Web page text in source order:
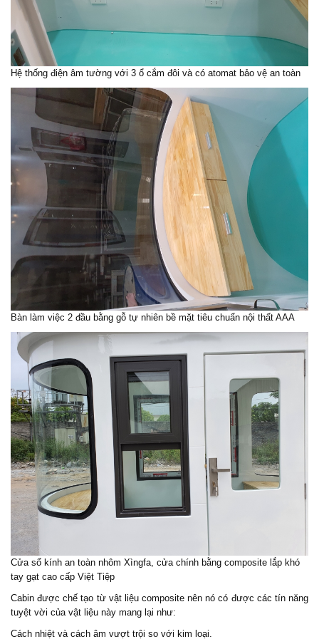
Hệ thống điện âm tường với 3 ổ cắm đôi và có atomat bảo vệ an toàn
Bàn làm việc 2 đầu bằng gỗ tự nhiên bề mặt tiêu chuẩn nội thất AAA
Cửa sổ kính an toàn nhôm Xìngfa, cửa chính bằng composite lắp khó
tay gạt cao cấp Việt Tiệp
Cabin được chế tạo từ vật liệu composite nên nó có được các tín năng
tuyệt vời của vật liệu này mang lại như:
Cách nhiệt và cách âm vượt trội so với kim loại.